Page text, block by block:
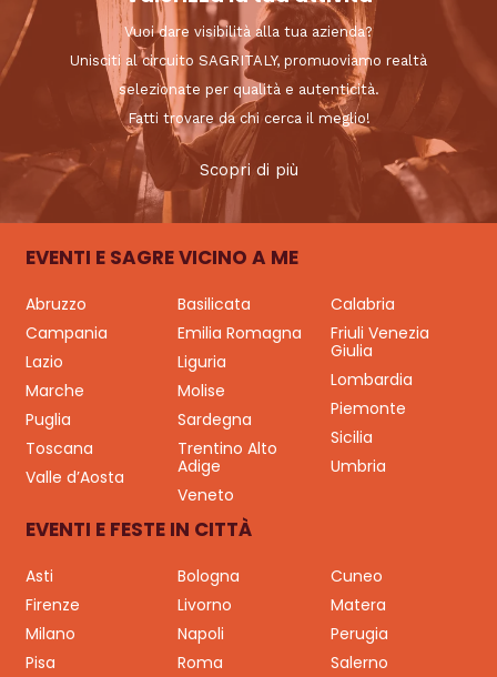
Vuoi dare visibilità alla tua azienda?
Unisciti al circuito SAGRITALY, promuoviamo realtà
selezionate per qualità e autenticità.
Fatti trovare da chi cerca il meglio!
Scopri di più
EVENTI E SAGRE VICINO A ME
Abruzzo Basilicata
Calabria
Campania
Emilia Romagna
Friuli Venezia
Giulia
Lazio
Liguria
Lombardia
Marche
Molise
Piemonte
Puglia
Sardegna
Sicilia
Toscana
Trentino Alto
Adige
Umbria
Valle d’Aosta
Veneto
EVENTI E FESTE IN CITTÀ
Asti Bologna
Cuneo
Firenze
Livorno
Matera
Milano
Napoli
Perugia
Pisa
Roma
Salerno